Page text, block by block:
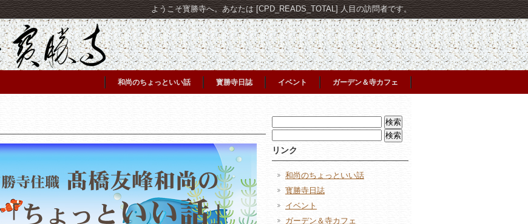
ようこそ寳勝寺へ。あなたは [CPD_READS_TOTAL] 人目の訪問者です。
和尚のちょっといい話 寳勝寺日誌 イベント ガーデン＆寺カフェ
索:
索:
リンク
和尚のちょっといい話
寳勝寺日誌
イベント
ガーデン＆寺カフェ